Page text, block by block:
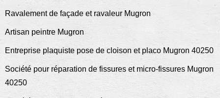
Ravalement de façade et ravaleur Mugron
Artisan peintre Mugron
Entreprise plaquiste pose de cloison et placo Mugron 40250
Société pour réparation de fissures et micro-fissures Mugron
40250